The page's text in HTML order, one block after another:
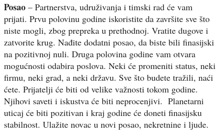
Posao – Partnerstva, udruživanja i timski rad će vam
prijati. Prvu polovinu godine iskoristite da završite sve što
niste mogli, zbog prepreka u prethodnoj. Vratite dugove i
zatvorite krug. Nađite dodatni posao, da biste bili finasijski
na pozitivnoj nuli. Druga polovina godine vam otvara
mogućnosti odabira poslova. Neki će promeniti status, neki
firmu, neki grad, a neki državu. Sve što budete tražili, naći
ćete. Prijatelji će biti od velike važnosti tokom godine.
Njihovi saveti i iskustva će biti neprocenjivi. Planetarni
uticaj će biti pozitivan i kraj godine će doneti finasijsku
stabilnost. Ulažite novac u novi posao, nekretnine i ljude.